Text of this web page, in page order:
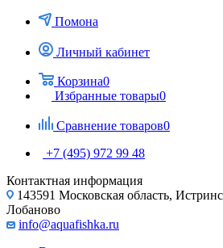
Помона
Личный кабинет
Корзина0
Избранные товары0
Сравнение товаров0
+7 (495) 972 99 48
Контактная информация
143591 Московская область,
Лобаново
info@aquafishka.ru